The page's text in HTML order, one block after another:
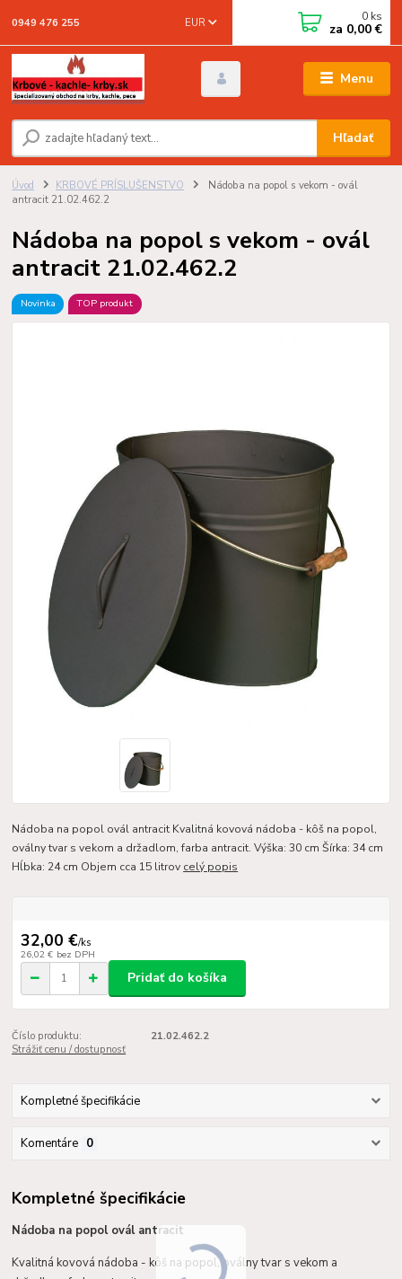
Menu
EUR
Hľadať
0949 476 255 0 ks
za 0,00 €
Úvod KRBOVÉ PRÍSLUŠENSTVO
Nádoba na popol s vekom - ovál
antracit 21.02.462.2
Nádoba na popol s vekom - ovál
antracit 21.02.462.2
Novinka TOP produkt
Nádoba na popol ovál antracit Kvalitná kovová nádoba - kôš na popol,
oválny tvar s vekom a držadlom, farba antracit. Výška: 30 cm Šírka: 34 cm
Hĺbka: 24 cm Objem cca 15 litrov celý popis
32,00 €/ks
26,02 € bez DPH
Pridať do košíka
Číslo produktu:
21.02.462.2
Strážiť cenu / dostupnosť
Kompletné špecifikácie
Komentáre 0
Kompletné špecifikácie
Nádoba na popol ovál antracit
Kvalitná kovová nádoba - kôš na popol, oválny tvar s vekom a